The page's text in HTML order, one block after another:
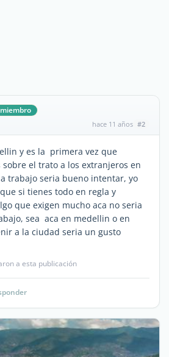
hace 11 años #2
y es la primera vez que
el trato a los extranjeros en
trabajo seria bueno intentar, yo
si tienes todo en regla y
que exigen mucho aca no seria
sea aca en medellin o en
a la ciudad seria un gusto
a esta publicación